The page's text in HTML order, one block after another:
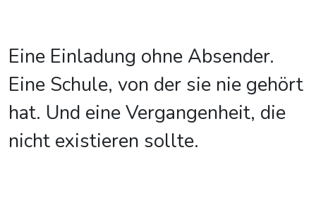
Eine Einladung ohne Absender.
Eine Schule, von der sie nie gehört
hat. Und eine Vergangenheit, die
nicht existieren sollte.